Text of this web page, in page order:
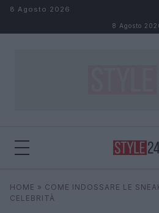
Salta al contenuto
8 Agosto 2026
8 Agosto
Cerca
HOME » COME INDOSSARE LE
CELEBRITÀ